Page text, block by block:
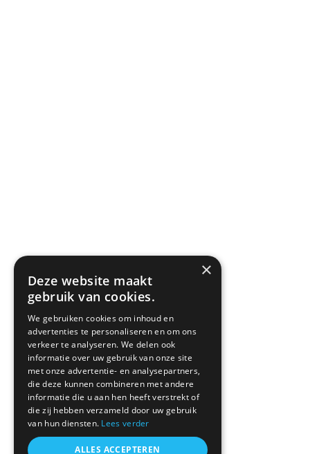
×
Deze website maakt
gebruik van cookies.
We gebruiken cookies om inhoud en
advertenties te personaliseren en om ons
verkeer te analyseren. We delen ook
informatie over uw gebruik van onze site
met onze advertentie- en analysepartners,
die deze kunnen combineren met andere
informatie die u aan hen heeft verstrekt of
die zij hebben verzameld door uw gebruik
van hun diensten. Lees verder
ALLES ACCEPTEREN